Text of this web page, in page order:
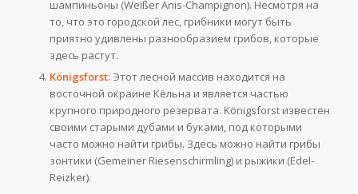
шампиньоны (Weißer Anis-Champignon). Несмотря на
то, что это городской лес, грибники могут быть
приятно удивлены разнообразием грибов, которые
здесь растут.
Königsforst: Этот лесной массив находится на
восточной окраине Кёльна и является частью
крупного природного резервата. Königsforst известен
своими старыми дубами и буками, под которыми
часто можно найти грибы. Здесь можно найти грибы
зонтики (Gemeiner Riesenschirmling) и рыжики (Edel-
Reizker).